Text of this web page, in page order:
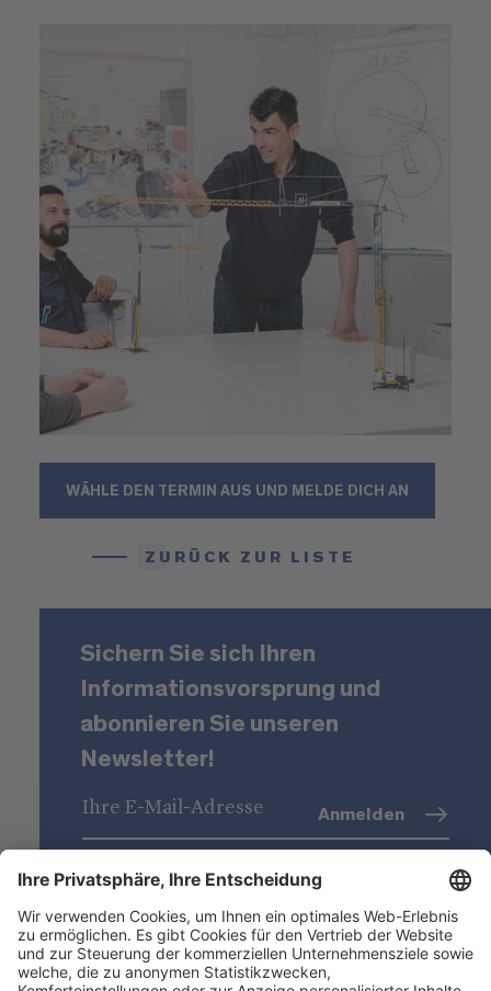
WÄHLE DEN TERMIN AUS UND MELDE DICH AN
ZURÜCK ZUR LISTE
Sichern Sie sich Ihren
Informationsvorsprung und
abonnieren Sie unseren
Newsletter!
Datenschutz (Info)
Anmelden